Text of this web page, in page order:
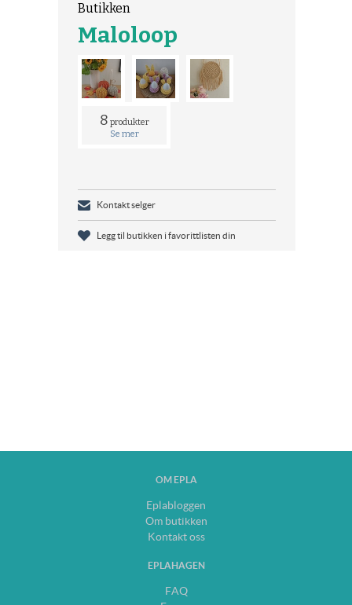
Butikken
Maloloop
8 produkter
Se mer
Kontakt selger
Legg til butikken i favorittlisten din
OM EPLA
Eplabloggen
Om butikken
Kontakt oss
EPLAHAGEN
FAQ